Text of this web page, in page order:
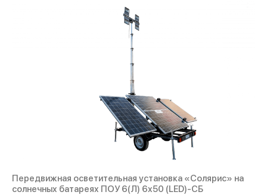
Передвижная осветительная установка «Cолярис» на
солнечных батареях ПОУ 6(Л) 6х50 (LED)-СБ